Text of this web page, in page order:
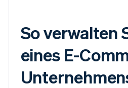
So verwalten
eines E-